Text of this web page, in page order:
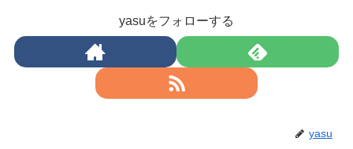
yasuをフォローする
yasu